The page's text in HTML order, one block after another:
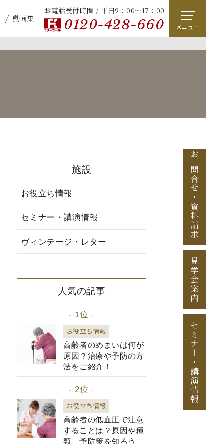
動画集
お電話受付時間 / 平日9：00～17：00
0120-428-660
メニュー
施設
お役立ち情報
セミナー・講演情報
ヴィンテージ・レター
人気の記事
- 1位 -
お役立ち情報
高齢者のめまいは何が
原因？治療や予防の方
法をご紹介！
- 2位 -
お役立ち情報
高齢者の低血圧で注意
することは？原因や種
類、予防策を知ろう
お問合せ
・
資料請求
見学会案内
セミナー
・
講演情報